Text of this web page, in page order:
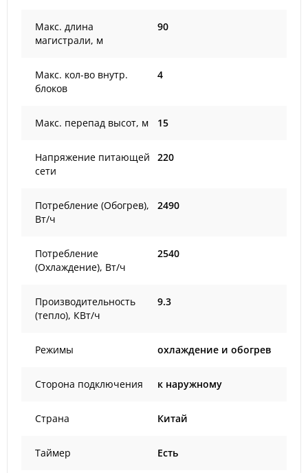
Макс. длина
магистрали, м
90
Макс. кол-во внутр.
блоков
4
Макс. перепад высот, м 15
Напряжение питающей
сети
220
Потребление (Обогрев),
Вт/ч
2490
Потребление
(Охлаждение), Вт/ч
2540
Производительность
(тепло), КВт/ч
9.3
Режимы охлаждение и обогрев
Сторона подключения к наружному
Страна Китай
Таймер Есть